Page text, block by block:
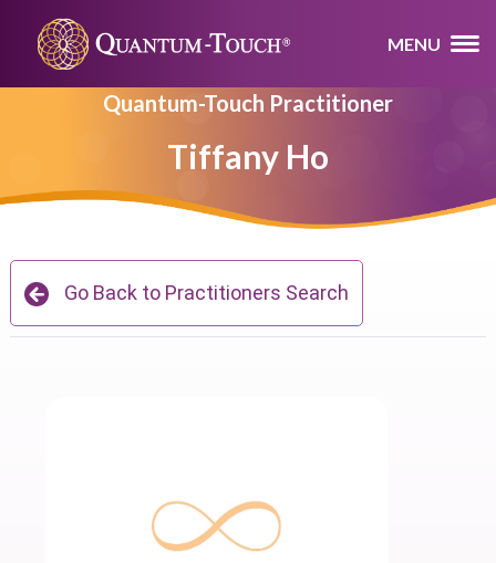
MENU
Quantum-Touch Practitioner
Tiffany Ho
Go Back to Practitioners Search